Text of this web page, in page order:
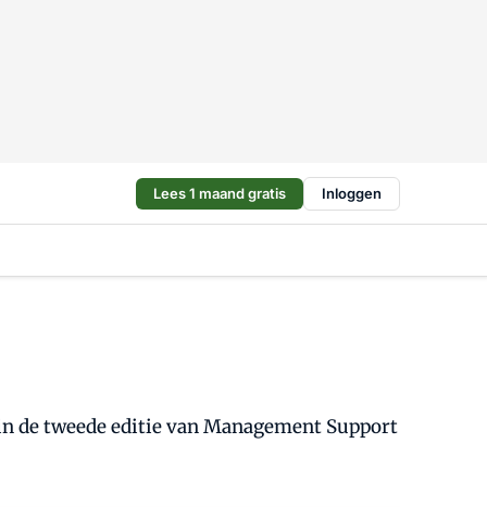
Lees 1 maand gratis Inloggen
de tweede editie van Management Support